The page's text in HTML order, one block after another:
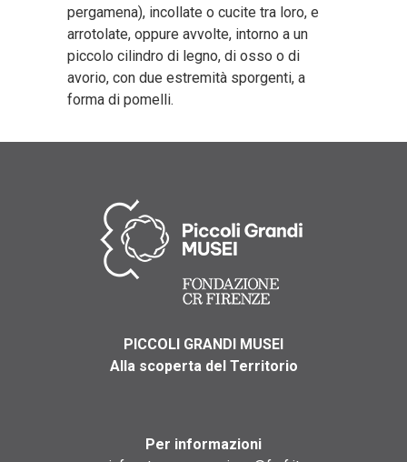
pergamena), incollate o cucite tra loro, e
arrotolate, oppure avvolte, intorno a un
piccolo cilindro di legno, di osso o di
avorio, con due estremità sporgenti, a
forma di pomelli.
PICCOLI GRANDI MUSEI
Alla scoperta del Territorio
Per informazioni